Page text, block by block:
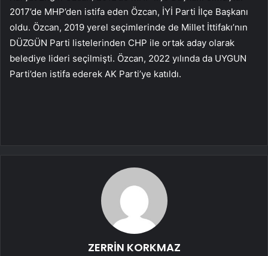
2017’de MHP’den istifa eden Özcan, İYİ Parti İlçe Başkanı
oldu. Özcan, 2019 yerel seçimlerinde de Millet İttifakı’nın
DÜZGÜN Parti listelerinden CHP ile ortak aday olarak
belediye lideri seçilmişti. Özcan, 2022 yılında da UYGUN
Parti’den istifa ederek AK Parti’ye katıldı.
ZERRİN KORKMAZ